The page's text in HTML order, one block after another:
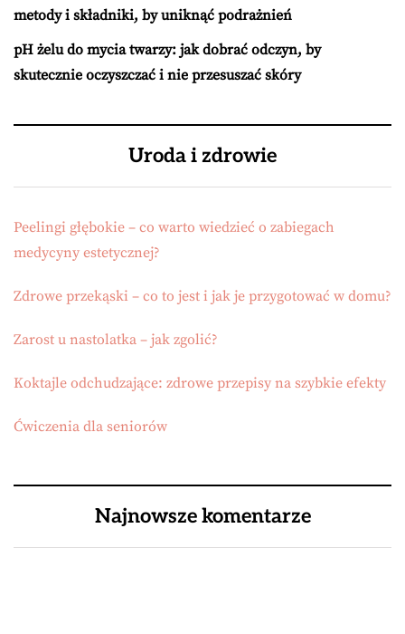
metody i składniki, by uniknąć podrażnień
pH żelu do mycia twarzy: jak dobrać odczyn, by
skutecznie oczyszczać i nie przesuszać skóry
Uroda i zdrowie
Peelingi głębokie – co warto wiedzieć o zabiegach
medycyny estetycznej?
Zdrowe przekąski – co to jest i jak je przygotować w domu?
Zarost u nastolatka – jak zgolić?
Koktajle odchudzające: zdrowe przepisy na szybkie efekty
Ćwiczenia dla seniorów
Najnowsze komentarze